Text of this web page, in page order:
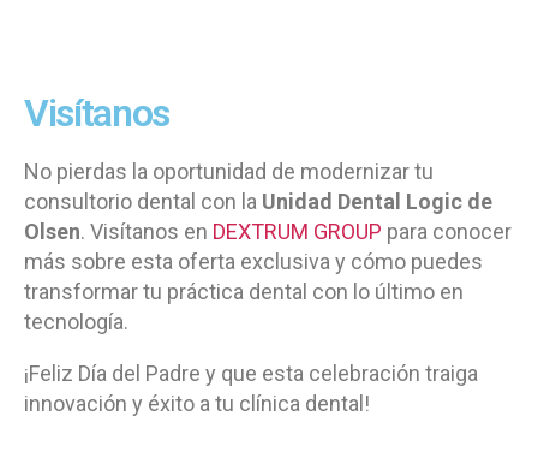
Visítanos
No pierdas la oportunidad de modernizar tu
consultorio dental con la Unidad Dental Logic de
Olsen. Visítanos en DEXTRUM GROUP para conocer
más sobre esta oferta exclusiva y cómo puedes
transformar tu práctica dental con lo último en
tecnología.
¡Feliz Día del Padre y que esta celebración traiga
innovación y éxito a tu clínica dental!